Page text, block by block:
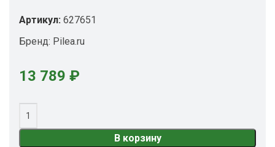
Артикул: 627651
Бренд: Pilea.ru
13 789 ₽
В корзину